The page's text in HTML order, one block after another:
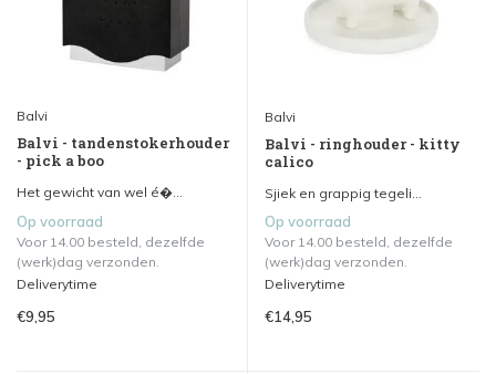
Balvi
Balvi - tandenstokerhouder
- pick a boo
Het gewicht van wel é�...
Op voorraad
Voor 14.00 besteld, dezelfde
(werk)dag verzonden.
Deliverytime
€9,95
Balvi
Balvi - ringhouder - kitty
calico
Sjiek en grappig tegeli...
Op voorraad
Voor 14.00 besteld, dezelfde
(werk)dag verzonden.
Deliverytime
€14,95